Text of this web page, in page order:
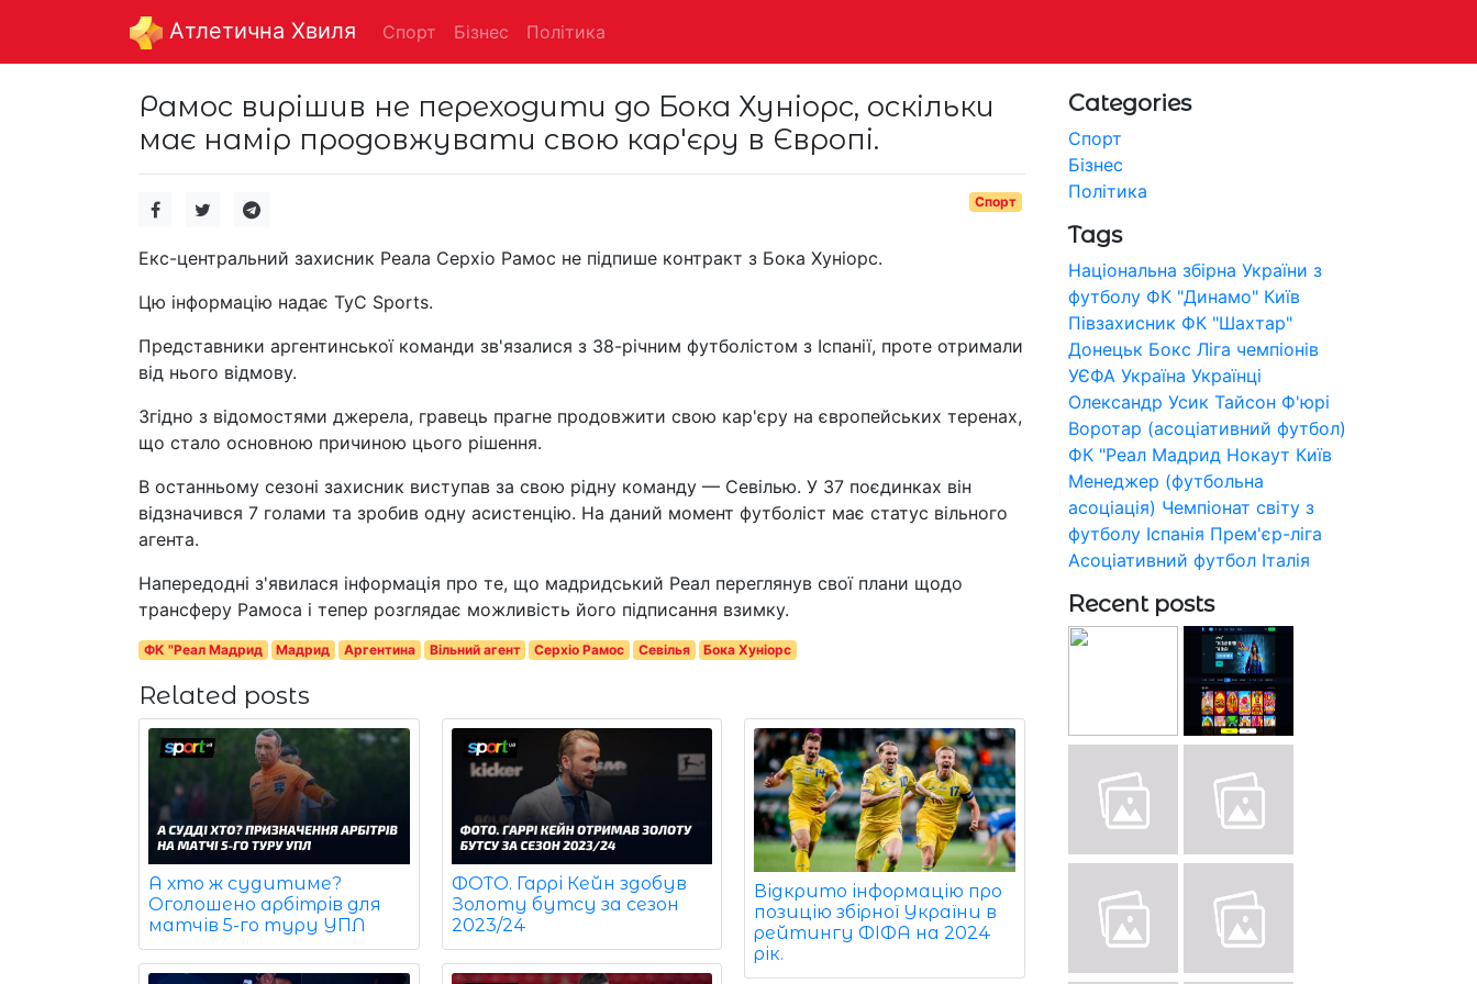
Aтлетична Хвиля Спорт Бізнес Політика
Рамос вирішив не переходити до Бока Хуніорс, оскільки
має намір продовжувати свою кар'єру в Європі.
Спорт
Екс-центральний захисник Реала Серхіо Рамос не підпише контракт з Бока Хуніорс.
Цю інформацію надає TyC Sports.
Представники аргентинської команди зв'язалися з 38-річним футболістом з Іспанії, проте отримали
від нього відмову.
Згідно з відомостями джерела, гравець прагне продовжити свою кар'єру на європейських теренах,
що стало основною причиною цього рішення.
В останньому сезоні захисник виступав за свою рідну команду — Севілью. У 37 поєдинках він
відзначився 7 голами та зробив одну асистенцію. На даний момент футболіст має статус вільного
агента.
Напередодні з'явилася інформація про те, що мадридський Реал переглянув свої плани щодо
трансферу Рамоса і тепер розглядає можливість його підписання взимку.
ФК "Реал Мадрид Мадрид Аргентина Вільний агент Серхіо Рамос Севілья Бока Хуніорс
Related posts
А хто ж судитиме?
Оголошено арбітрів для
матчів 5-го туру УПЛ
ФОТО. Гаррі Кейн здобув
Золоту бутсу за сезон
2023/24
Відкрито інформацію про
позицію збірної України в
рейтингу ФІФА на 2024
рік.
Categories
Спорт
Бізнес
Політика
Tags
Національна збірна України з
футболу ФК "Динамо" Київ
Півзахисник ФК "Шахтар"
Донецьк Бокс Ліга чемпіонів
УЄФА Україна Українці
Олександр Усик Тайсон Ф'юрі
Воротар (асоціативний футбол)
ФК "Реал Мадрид Нокаут Київ
Менеджер (футбольна
асоціація) Чемпіонат світу з
футболу Іспанія Прем'єр-ліга
Асоціативний футбол Італія
Recent posts